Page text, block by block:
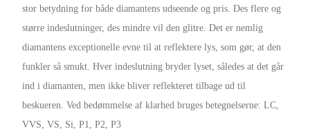
stor betydning for både diamantens udseende og pris. Des flere og
større indeslutninger, des mindre vil den glitre. Det er nemlig
diamantens exceptionelle evne til at reflektere lys, som gør, at den
funkler så smukt. Hver indeslutning bryder lyset, således at det går
ind i diamanten, men ikke bliver reflekteret tilbage ud til
beskueren. Ved bedømmelse af klarhed bruges betegnelserne: LC,
VVS, VS, Si, P1, P2, P3